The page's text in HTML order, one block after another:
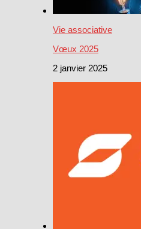
Vie associative
Vœux 2025
2 janvier 2025